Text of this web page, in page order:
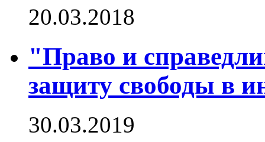
20.03.2018
"Право и
защиту свободы в
30.03.2019